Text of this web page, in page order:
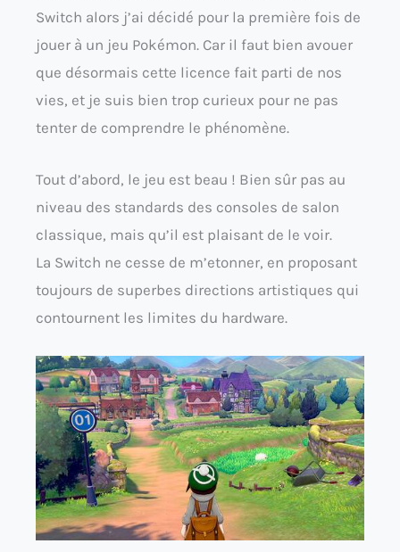
Switch alors j’ai décidé pour la première fois de
jouer à un jeu Pokémon. Car il faut bien avouer
que désormais cette licence fait parti de nos
vies, et je suis bien trop curieux pour ne pas
tenter de comprendre le phénomène.
Tout d’abord, le jeu est beau ! Bien sûr pas au
niveau des standards des consoles de salon
classique, mais qu’il est plaisant de le voir.
La Switch ne cesse de m’etonner, en proposant
toujours de superbes directions artistiques qui
contournent les limites du hardware.